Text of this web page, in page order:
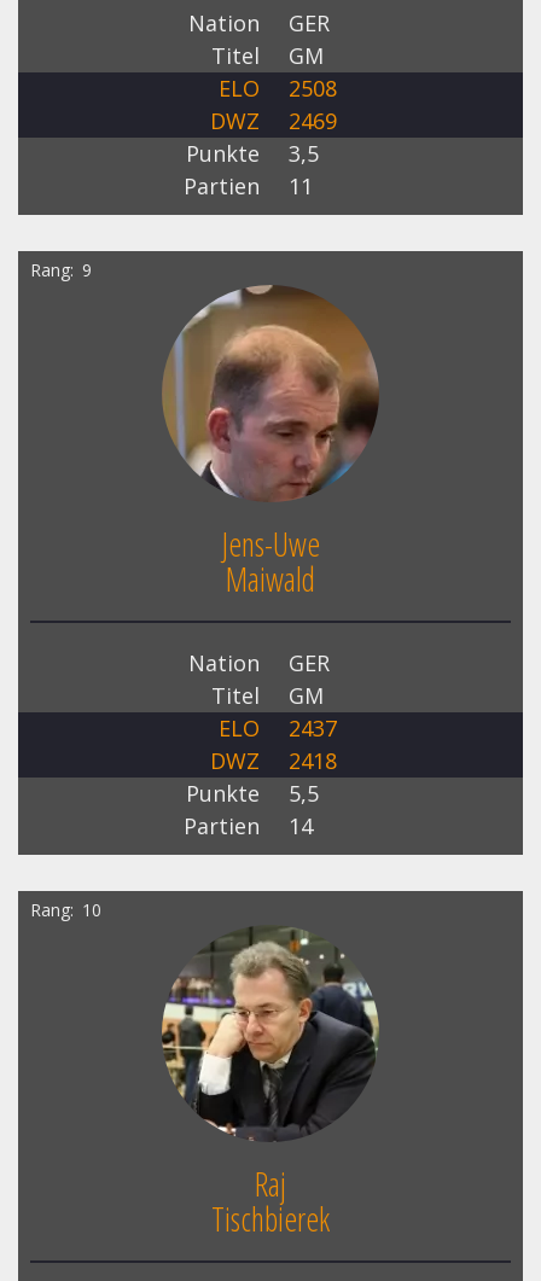
Nation
GER
Titel
GM
ELO
2508
DWZ
2469
Punkte
3,5
Partien
11
Rang 9
Jens-Uwe
Maiwald
Nation
GER
Titel
GM
ELO
2437
DWZ
2418
Punkte
5,5
Partien
14
Rang 10
Raj
Tischbierek